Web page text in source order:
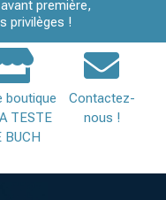
première,
privilèges !
boutique
TESTE
BUCH
Contactez-
nous !